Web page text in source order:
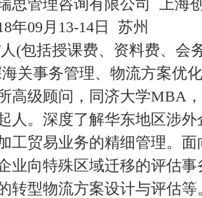
思管理咨询有限公司 上海
年09月13-14日 苏州
(包括授课费、资料费、会
关事务管理、物流方案优
高级顾问，同济大学MBA
人。深度了解华东地区涉
工贸易业务的精细管理。
业向特殊区域迁移的评估
转型物流方案设计与评估